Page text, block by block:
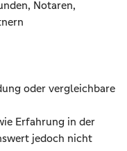
Notaren,
oder vergleichbare
Erfahrung in der
jedoch nicht